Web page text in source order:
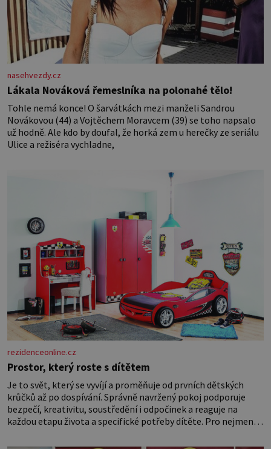
nasehvezdy.cz
Lákala Nováková řemeslníka na polonahé tělo!
Tohle nemá konce! O šarvátkách mezi manželi Sandrou
Novákovou (44) a Vojtěchem Moravcem (39) se toho napsalo
už hodně. Ale kdo by doufal, že horká zem u herečky ze seriálu
Ulice a režiséra vychladne,
rezidenceonline.cz
Prostor, který roste s dítětem
Je to svět, který se vyvíjí a proměňuje od prvních dětských
krůčků až po dospívání. Správně navržený pokoj podporuje
bezpečí, kreativitu, soustředění i odpočinek a reaguje na
každou etapu života a specifické potřeby dítěte. Pro nejmenší
miminka měl působit především klidně a útulně. Předškolní